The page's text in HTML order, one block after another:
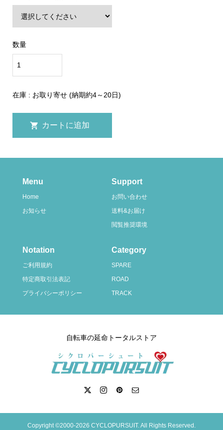
数量
在庫 : お取り寄せ (納期約4～20日)
Menu
Home
お知らせ
Support
お問い合わせ
送料&お届け
閲覧推奨環境
Notation
ご利用規約
特定商取引法表記
プライバシーポリシー
Category
SPARE
ROAD
TRACK
自転車の延命トータルストア
Copyright ©2000-2026 CYCLOPURSUIT. All Rights Reserved.